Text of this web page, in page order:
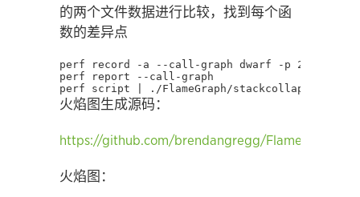
的两个文件数据进行比较，找到每个函
数的差异点
perf script | ./FlameGraph/stackcollapse-
火焰图生成源码：
https://github.com/brendangregg/FlameGraph
火焰图：